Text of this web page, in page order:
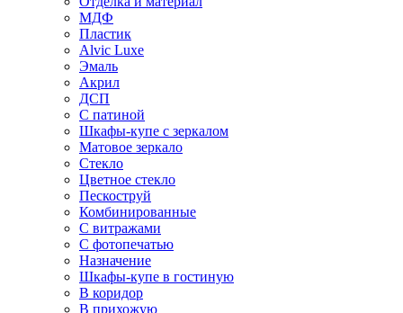
МДФ
Пластик
Alvic Luxe
Эмаль
Акрил
ДСП
С патиной
Шкафы-купе с зеркалом
Матовое зеркало
Стекло
Цветное стекло
Пескоструй
Комбинированные
С витражами
С фотопечатью
Назначение
Шкафы-купе в гостиную
В коридор
В прихожую